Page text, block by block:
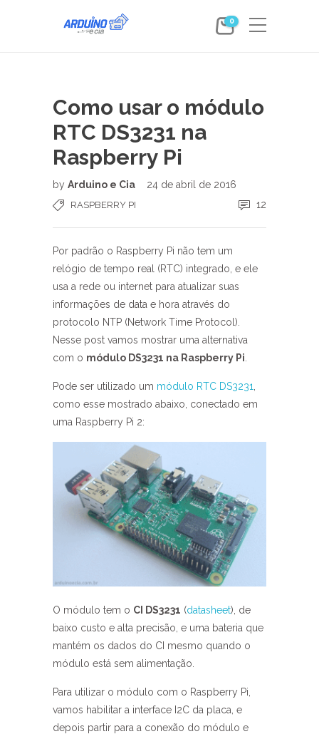
0
Como usar o módulo
RTC DS3231 na
Raspberry Pi
by Arduino e Cia 24 de abril de 2016
RASPBERRY PI 12
Por padrão o Raspberry Pi não tem um
relógio de tempo real (RTC) integrado, e ele
usa a rede ou internet para atualizar suas
informações de data e hora através do
protocolo NTP (Network Time Protocol).
Nesse post vamos mostrar uma alternativa
com o módulo DS3231 na Raspberry Pi
Pode ser utilizado um módulo RTC DS3231
como esse mostrado abaixo, conectado em
uma Raspberry Pi 2:
O módulo tem o CI DS3231 (datasheet), de
baixo custo e alta precisão, e uma bateria que
mantém os dados do CI mesmo quando o
módulo está sem alimentação.
Para utilizar o módulo com o Raspberry Pi,
vamos habilitar a interface I2C da placa, e
depois partir para a conexão do módulo e